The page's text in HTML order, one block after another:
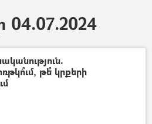
04.07.2024
թե՞ կրքերի